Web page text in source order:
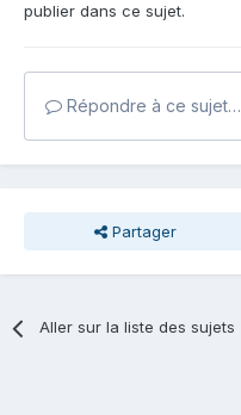
publier dans ce sujet.
Répondre à ce sujet…
Partager
Aller sur la liste des sujets